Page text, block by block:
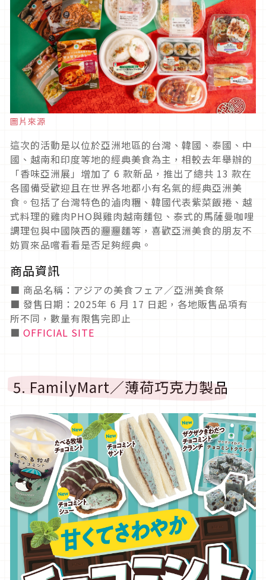
圖片來源
這次的活動是以位於亞洲地區的台灣、韓國、泰國、中
國、越南和印度等地的經典美食為主，相較去年舉辦的
「香味亞洲展」增加了 6 款新品，推出了總共 13 款在
各國備受歡迎且在世界各地都小有名氣的經典亞洲美
食。包括了台灣特色的滷肉糰、韓國代表紫菜飯捲、越
式料理的雞肉PHO與雞肉越南麵包、泰式的馬薩曼咖哩
調理包與中國陝西的𰻞𰻞麵等，喜歡亞洲美食的朋友不
妨買來品嚐看看是否足夠經典。
商品資訊
■ 商品名稱：アジアの美食フェア／亞洲美食祭
■ 發售日期：2025年 6 月 17 日起，各地販售品項有
所不同，數量有限售完即止
■ OFFICIAL SITE
5. FamilyMart／薄荷巧克力製品